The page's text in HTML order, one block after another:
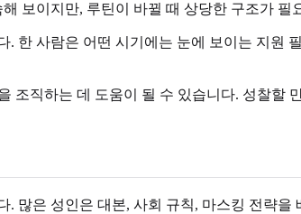
보이지만, 루틴이 바뀔 때 상당한 구조가 필
한 사람은 어떤 시기에는 눈에 보이는 지원
조직하는 데 도움이 될 수 있습니다. 성찰할
은 성인은 대본, 사회 규칙, 마스킹 전략을